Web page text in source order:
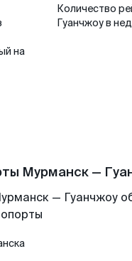
на
Количество
Гуанчжоу в
Мурманск —
— Гуанчжоу